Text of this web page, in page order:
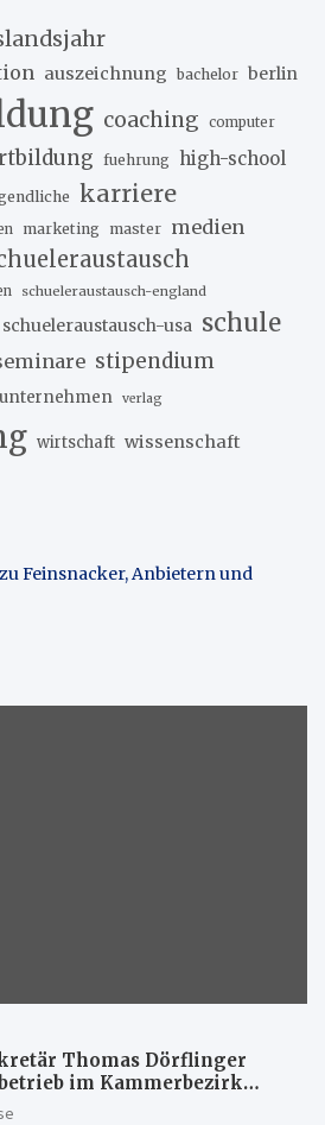
auszeichnung bachelor berlin
coaching computer
fuehrung high-school
karriere
marketing master medien
schueleraustausch-england
schueleraustausch-usa schule
stipendium
unternehmen verlag
wirtschaft wissenschaft
Feinsnacker, Anbietern und
Thomas Dörflinger
im Kammerbezirk